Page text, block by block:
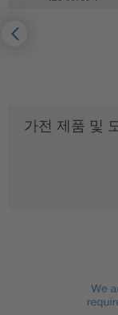
가전 ​​제품 및